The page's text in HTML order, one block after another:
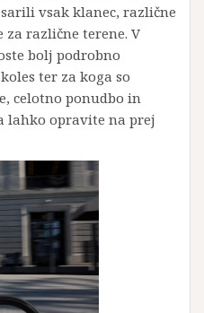
vsak klanec, različne
različne terene. V
bolj podrobno
ter za koga so
celotno ponudbo in
lahko opravite na prej